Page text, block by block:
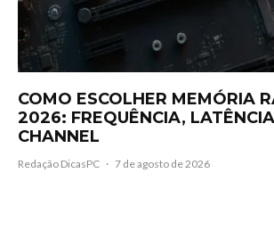
COMO ESCOLHER MEMÓRIA
2026: FREQUÊNCIA,
CHANNEL
Redação DicasPC · 7 de agosto de 2026